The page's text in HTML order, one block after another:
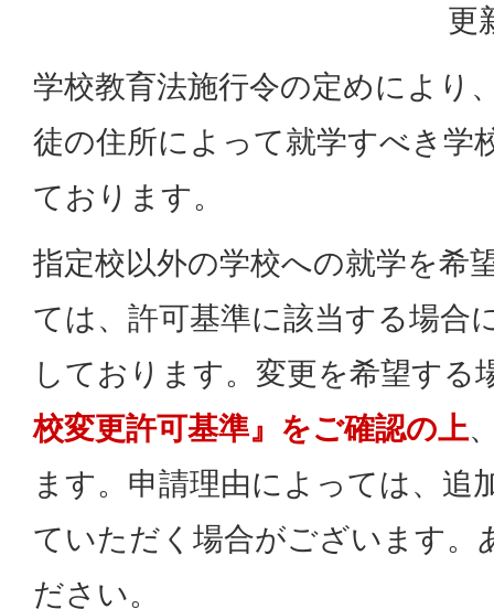
更
学校教育法施行令の定めにより
徒の住所によって就学すべき学
ております。
指定校以外の学校への就学を希
ては、許可基準に該当する場合
しております。変更を希望する
校変更許可基準』をご確認の上
ます。申請理由によっては、追
ていただく場合がございます。
ださい。